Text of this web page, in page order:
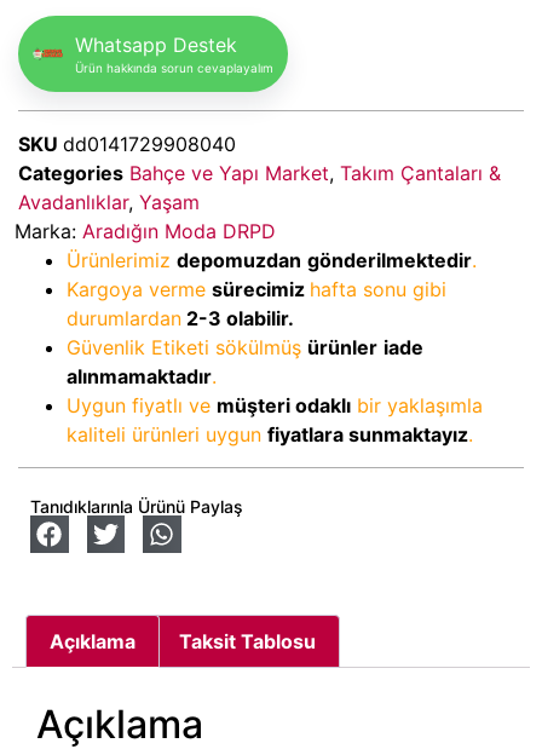
Whatsapp Destek
Ürün hakkında sorun cevaplayalım
SKU dd0141729908040
Categories Bahçe ve Yapı Market, Takım Çantaları &
Avadanlıklar, Yaşam
Marka: Aradığın Moda DRPD
Ürünlerimiz depomuzdan gönderilmektedir.
Kargoya verme sürecimiz hafta sonu gibi
durumlardan 2-3 olabilir.
Güvenlik Etiketi sökülmüş ürünler iade
alınmamaktadır.
Uygun fiyatlı ve müşteri odaklı bir yaklaşımla
kaliteli ürünleri uygun fiyatlara sunmaktayız.
Tanıdıklarınla Ürünü Paylaş
Açıklama Taksit Tablosu
Açıklama